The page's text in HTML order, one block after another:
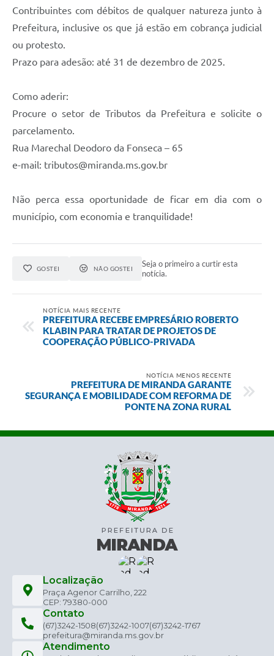
Contribuintes com débitos de qualquer natureza junto à
Prefeitura, inclusive os que já estão em cobrança judicial
ou protesto.
Prazo para adesão: até 31 de dezembro de 2025.
Como aderir:
Procure o setor de Tributos da Prefeitura e solicite o
parcelamento.
Rua Marechal Deodoro da Fonseca – 65
e-mail: tributos@miranda.ms.gov.br
Não perca essa oportunidade de ficar em dia com o
município, com economia e tranquilidade!
GOSTEI NÃO GOSTEI
Seja o primeiro a curtir esta
notícia.
NOTÍCIA MAIS RECENTE
PREFEITURA RECEBE EMPRESÁRIO ROBERTO
KLABIN PARA TRATAR DE PROJETOS DE
COOPERAÇÃO PÚBLICO-PRIVADA
NOTÍCIA MENOS RECENTE
PREFEITURA DE MIRANDA GARANTE
SEGURANÇA E MOBILIDADE COM REFORMA DE
PONTE NA ZONA RURAL
Localização
Praça Agenor Carrilho, 222
CEP: 79380-000
Contato
(67)3242-1508(67)3242-1007(67)3242-1767
prefeitura@miranda.ms.gov.br
Atendimento